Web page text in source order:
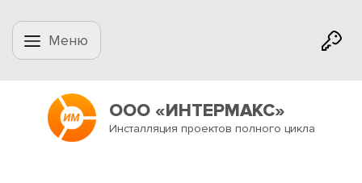
Меню
ООО «ИНТЕРМАКС»
Инсталляция проектов полного цикла